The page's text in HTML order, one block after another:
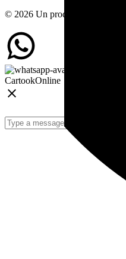
© 2026 Un prodotto ByeByte Srl
CartookOnline